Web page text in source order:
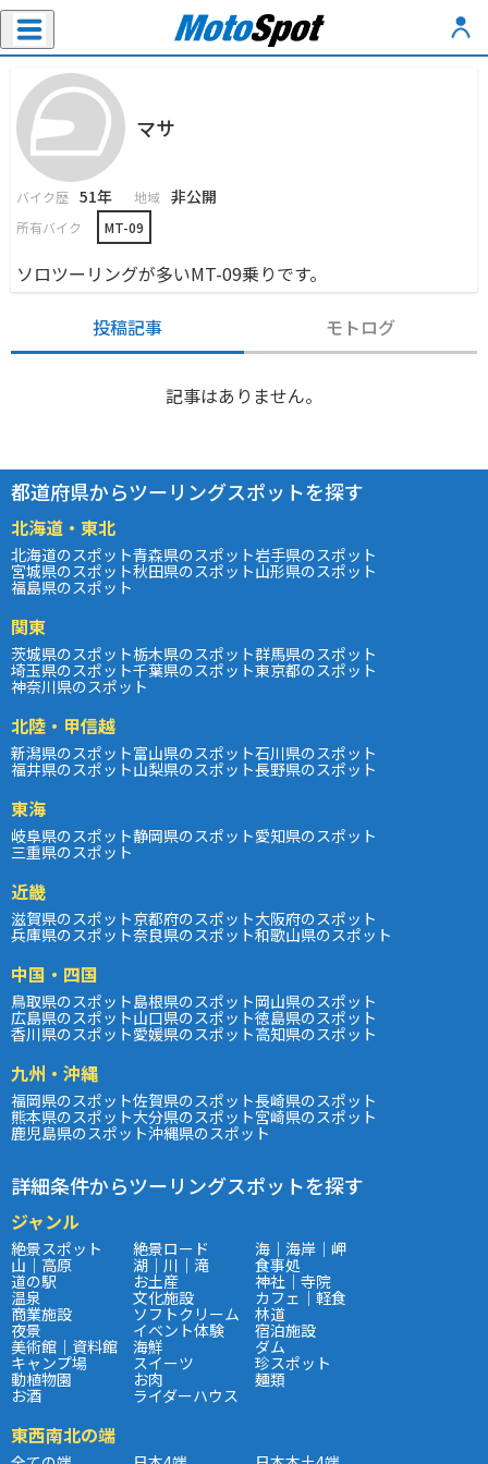
マサ
バイク歴 51年 地域 非公開
所有バイク MT-09
ソロツーリングが多いMT-09乗りです。
投稿記事 モトログ
記事はありません。
都道府県からツーリングスポットを探す
北海道・東北
北海道のスポット青森県のスポット岩手県のスポット
宮城県のスポット秋田県のスポット山形県のスポット
福島県のスポット
関東
茨城県のスポット栃木県のスポット群馬県のスポット
埼玉県のスポット千葉県のスポット東京都のスポット
神奈川県のスポット
北陸・甲信越
新潟県のスポット富山県のスポット石川県のスポット
福井県のスポット山梨県のスポット長野県のスポット
東海
岐阜県のスポット静岡県のスポット愛知県のスポット
三重県のスポット
近畿
滋賀県のスポット京都府のスポット大阪府のスポット
兵庫県のスポット奈良県のスポット和歌山県のスポット
中国・四国
鳥取県のスポット島根県のスポット岡山県のスポット
広島県のスポット山口県のスポット徳島県のスポット
香川県のスポット愛媛県のスポット高知県のスポット
九州・沖縄
福岡県のスポット佐賀県のスポット長崎県のスポット
熊本県のスポット大分県のスポット宮崎県のスポット
鹿児島県のスポット沖縄県のスポット
詳細条件からツーリングスポットを探す
ジャンル
絶景スポット 絶景ロード 海｜海岸｜岬
山｜高原 湖｜川｜滝 食事処
道の駅 お土産 神社｜寺院
温泉 文化施設 カフェ｜軽食
商業施設 ソフトクリーム 林道
夜景 イベント体験 宿泊施設
美術館｜資料館 海鮮 ダム
キャンプ場 スイーツ 珍スポット
動植物園 お肉 麺類
お酒 ライダーハウス
東西南北の端